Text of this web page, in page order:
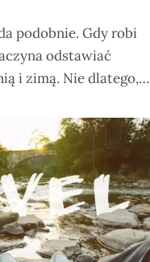
podobnie. Gdy robi
odstawiać
i zimą. Nie dlatego,…